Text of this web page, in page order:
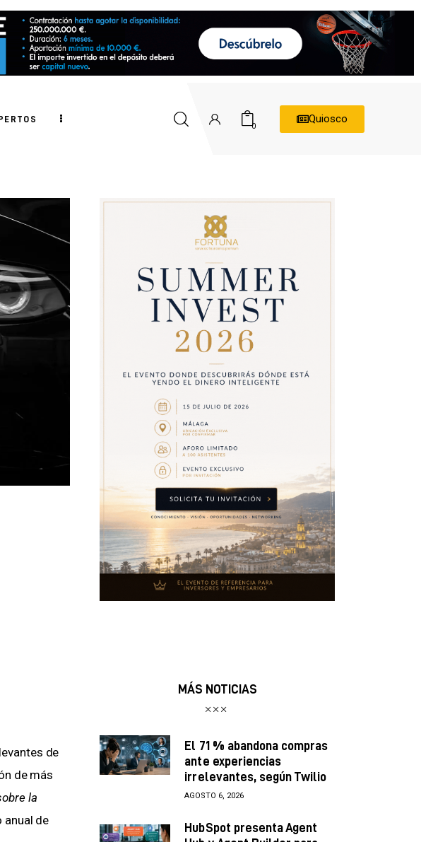
0
Quiosco
de
de más
la
anual de
MÁS NOTICIAS
El 71 % abandona compras
ante experiencias
irrelevantes, según Twilio
AGOSTO 6, 2026
HubSpot presenta Agent